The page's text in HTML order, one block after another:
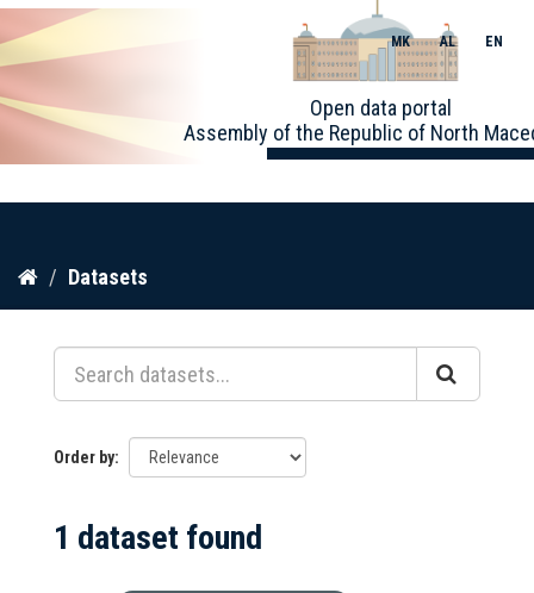
Skip
content
Open data portal
Assembly of the Republic of North
MK AL EN
Datasets
Order by
1 dataset found